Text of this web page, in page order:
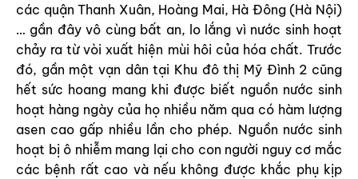
các quận Thanh Xuân, Hoàng Mai, Hà Đông (Hà Nội)
… gần đây vô cùng bất an, lo lắng vì nước sinh hoạt
chảy ra từ vòi xuất hiện mùi hôi của hóa chất. Trước
đó, gần một vạn dân tại Khu đô thị Mỹ Đình 2 cũng
hết sức hoang mang khi được biết nguồn nước sinh
hoạt hàng ngày của họ nhiều năm qua có hàm lượng
asen cao gấp nhiều lần cho phép. Nguồn nước sinh
hoạt bị ô nhiễm mang lại cho con người nguy cơ mắc
các bệnh rất cao và nếu không được khắc phụ kịp